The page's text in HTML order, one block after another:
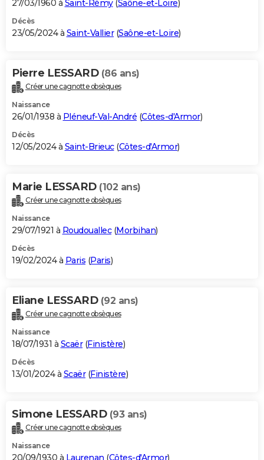
27/03/1960 à Saint-Rémy(Saône-et-Loire)
Décès
23/05/2024 à Saint-Vallier(Saône-et-Loire)
Pierre LESSARD (86 ans)
Créer une cagnotte obsèques
Naissance
26/01/1938 à Pléneuf-Val-André (Côtes-d'Armor)
Décès
12/05/2024 à Saint-Brieuc(Côtes-d'Armor)
Marie LESSARD (102 ans)
Créer une cagnotte obsèques
Naissance
29/07/1921 à Roudouallec(Morbihan)
Décès
19/02/2024 à Paris (Paris)
Eliane LESSARD (92 ans)
Créer une cagnotte obsèques
Naissance
18/07/1931 à Scaër(Finistère)
Décès
13/01/2024 à Scaër(Finistère)
Simone LESSARD (93 ans)
Créer une cagnotte obsèques
Naissance
20/09/1930 à Laurenan (Côtes-d'Armor)